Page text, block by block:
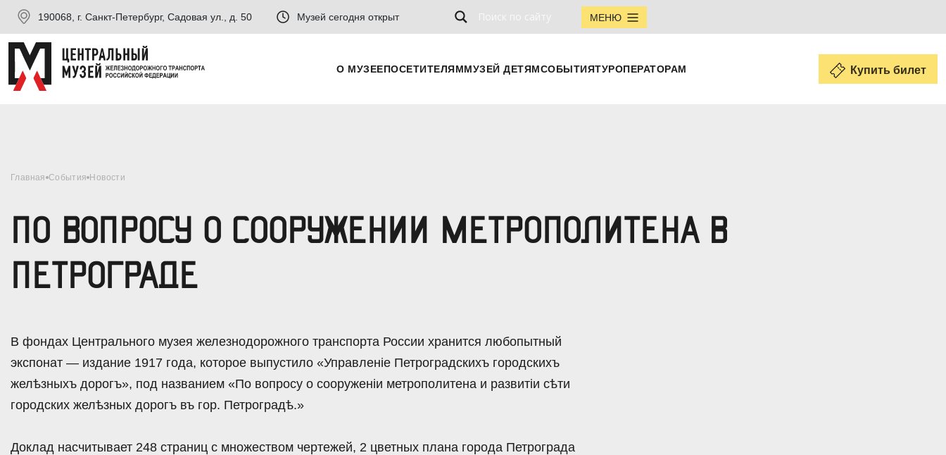
190068, г. Санкт-Петербург, Садовая ул., д. 50 Музей сегодня открыт МЕНЮ
О МУЗЕЕПОСЕТИТЕЛЯММУЗЕЙ ДЕТЯМСОБЫТИЯТУРОПЕРАТОРАМ Купить билет
Главная События Новости
ПО ВОПРОСУ О СООРУЖЕНИИ МЕТРОПОЛИТЕНА В
ПЕТРОГРАДЕ
В фондах Центрального музея железнодорожного транспорта России хранится любопытный
экспонат — издание 1917 года, которое выпустило «Управленiе Петроградскихъ городскихъ
желѣзныхъ дорогъ», под названием «По вопросу о сооруженiи метрополитена и развитiи сѣти
городских желѣзных дорогъ въ гор. Петроградѣ.»
Доклад насчитывает 248 страниц с множеством чертежей, 2 цветных плана города Петрограда